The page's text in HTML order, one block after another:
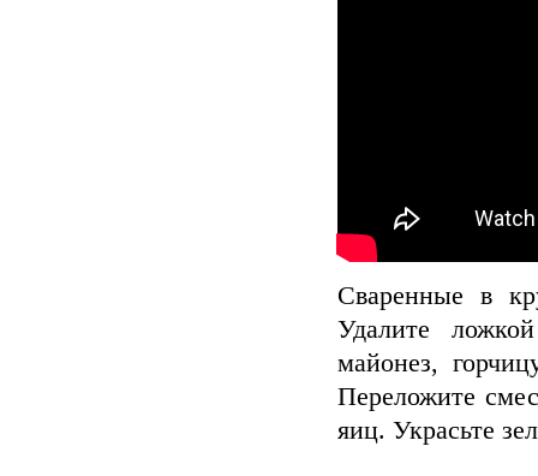
Сваренные в
Удалите
майонез,
Переложите
яиц. Украсьте